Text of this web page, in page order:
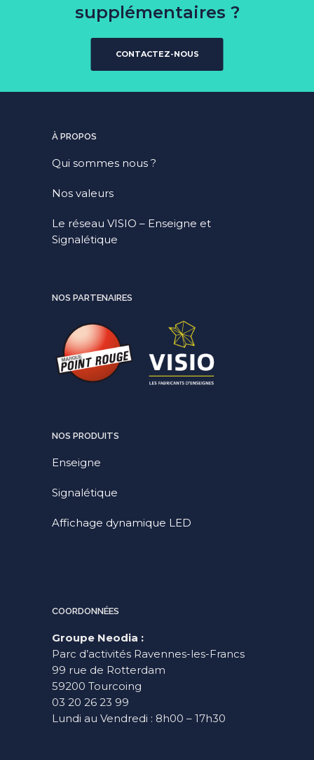
supplémentaires ?
CONTACTEZ-NOUS
À PROPOS
Qui sommes nous ?
Nos valeurs
Le réseau VISIO – Enseigne et
Signalétique
NOS PARTENAIRES
NOS PRODUITS
Enseigne
Signalétique
Affichage dynamique LED
COORDONNÉES
Groupe Neodia :
Parc d’activités Ravennes-les-Francs
99 rue de Rotterdam
59200 Tourcoing
03 20 26 23 99
Lundi au Vendredi : 8h00 – 17h30